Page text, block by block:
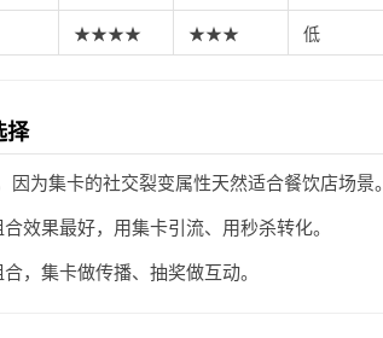
★★★★ ★★★ 低
择
因为集卡的社交裂变属性天然适合餐饮店场景。
效果最好，用集卡引流、用秒杀转化。
，集卡做传播、抽奖做互动。